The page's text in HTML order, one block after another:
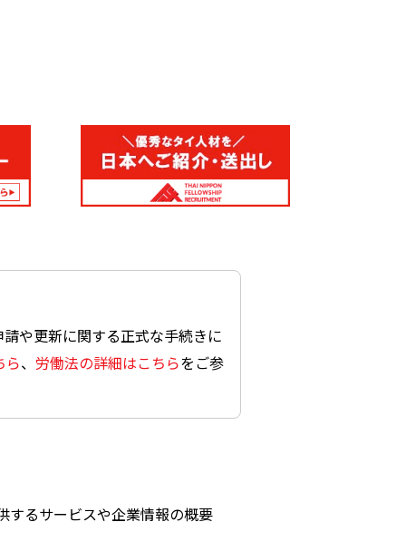
や更新に関する正式な手続きに
ら、 労働法の詳細はこちらをご参
するサービスや企業情報の概要